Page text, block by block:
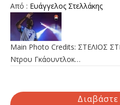
Από : Ευάγγελος Στελλάκης
Main Photo Credits: ΣΤΕΛΙΟΣ
Ντρου Γκάουντλοκ…